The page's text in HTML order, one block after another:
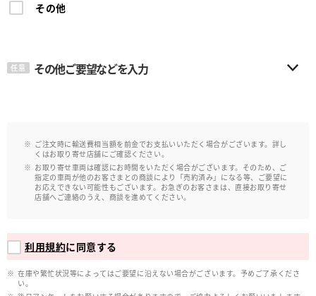
その他
任意 その他ご要望などを入力
ご注文時に輸送費相当額を前金でお支払いいただく場合がございます。詳し
くはお取り寄せ店舗にご確認ください。
お取り寄せ車両は確認にお時間をいただく場合がございます。そのため、ご
指定の車両が他のお客さまとの商談により「売約済み」になる等、ご要望に
お応えできない可能性もございます。お急ぎのお客さまは、直接お取り寄せ
店舗へご連絡のうえ、商談を進めてください。
利用規約に同意する
在庫や繁忙状況等によってはご要望に沿えない場合がございます。予めご了承くださ
い。